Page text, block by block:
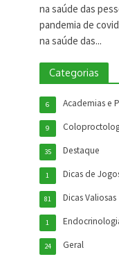
na saúde das
pandemia de
na saúde das...
Categorias
Academias e
6
9
Destaque
35
Dicas de
1
Dicas Valiosas
81
1
Geral
24